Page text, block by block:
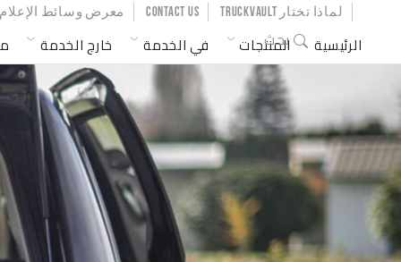
NAVIGATION
الرئيسية المنتجات في الخدمة خارج الخدمةACCOUNT MENU
لماذا تختار TRUCKVAULT CONTACT US معرض وسائط الإعلام
بحث